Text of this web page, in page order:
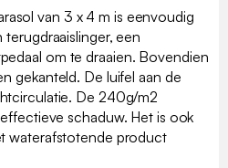
van 3 x 4 m is eenvoudig
een
om te draaien. Bovendien
gekanteld. De luifel aan de
De 240g/m2
schaduw. Het is ook
waterafstotende product